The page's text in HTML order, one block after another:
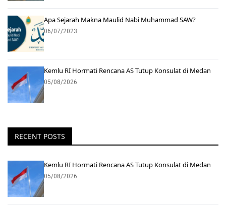
Apa Sejarah Makna Maulid Nabi Muhammad SAW?
06/07/2023
Kemlu RI Hormati Rencana AS Tutup Konsulat di Medan
05/08/2026
RECENT POSTS
Kemlu RI Hormati Rencana AS Tutup Konsulat di Medan
05/08/2026